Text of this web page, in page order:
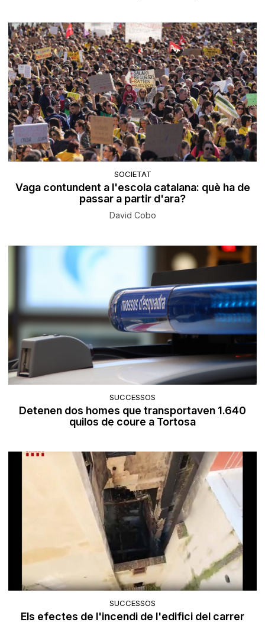
SOCIETAT
Vaga contundent a l'escola catalana: què ha de
passar a partir d'ara?
David Cobo
SUCCESSOS
Detenen dos homes que transportaven 1.640
quilos de coure a Tortosa
SUCCESSOS
Els efectes de l'incendi de l'edifici del carrer